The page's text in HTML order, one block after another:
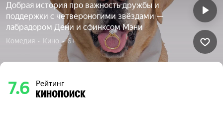
Добрая история про важность дружбы и
поддержки с четвероногими звёздами —
лабрадором Дени и сфинксом Мэни
Комедия  •  Кино  •  6+
7.6 Рейтинг